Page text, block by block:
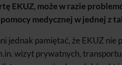
EKUZ, może w razie
medycznej w jednej z
jednak pamiętać, że EKUZ
wizyt prywatnych,